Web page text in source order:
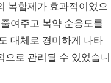
복합제가 효과적이었으
여주고 복약 순응도를
대체로 경미하게 나타
으로 관리될 수 있었습니